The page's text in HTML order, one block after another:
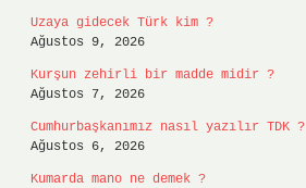
Uzaya gidecek Türk kim ?
Ağustos 9, 2026
Kurşun zehirli bir madde midir ?
Ağustos 7, 2026
Cumhurbaşkanımız nasıl yazılır TDK ?
Ağustos 6, 2026
Kumarda mano ne demek ?